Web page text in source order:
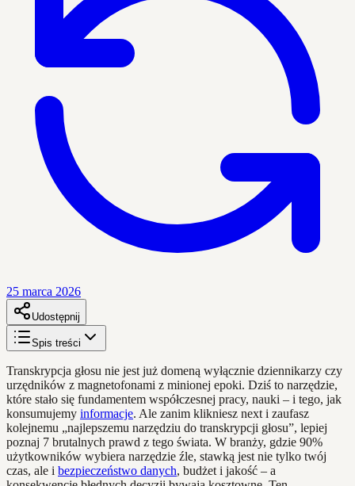
25 marca 2026
Udostępnij
Spis treści
Transkrypcja głosu nie jest już domeną wyłącznie dziennikarzy czy
urzędników z magnetofonami z minionej epoki. Dziś to narzędzie,
które stało się fundamentem współczesnej pracy, nauki – i tego, jak
konsumujemy informacje. Ale zanim klikniesz next i zaufasz
kolejnemu „najlepszemu narzędziu do transkrypcji głosu”, lepiej
poznaj 7 brutalnych prawd z tego świata. W branży, gdzie 90%
użytkowników wybiera narzędzie źle, stawką jest nie tylko twój
czas, ale i bezpieczeństwo danych, budżet i jakość – a